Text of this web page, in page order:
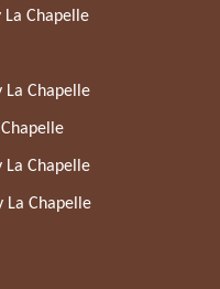
La Chapelle
La Chapelle
La Chapelle
La Chapelle